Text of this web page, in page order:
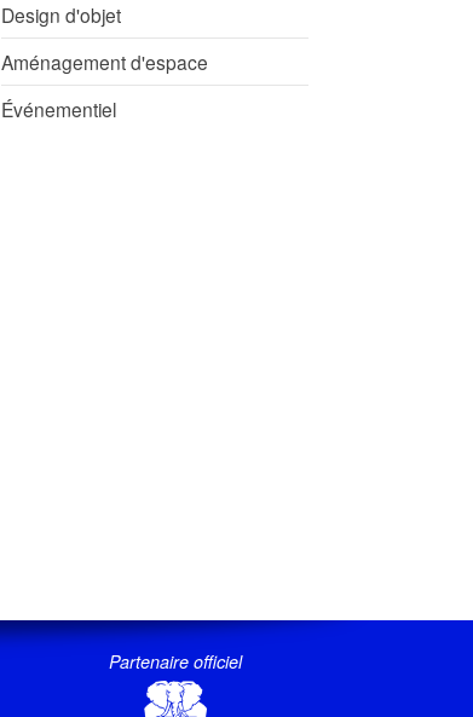
Design d'objet
Aménagement d'espace
Événementiel
Partenaire officiel